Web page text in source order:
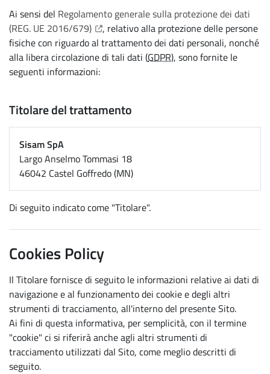
Ai sensi del Regolamento generale sulla protezione dei dati
(REG. UE 2016/679) (Apre il link in una nuova scheda)
, relativo alla protezione delle persone
fisiche con riguardo al trattamento dei dati personali, nonché
alla libera circolazione di tali dati (GDPR), sono fornite le
seguenti informazioni:
Titolare del trattamento
Sisam SpA
Largo Anselmo Tommasi 18
46042 Castel Goffredo (MN)
Di seguito indicato come "Titolare".
Cookies Policy
Il Titolare fornisce di seguito le informazioni relative ai dati di
navigazione e al funzionamento dei cookie e degli altri
strumenti di tracciamento, all'interno del presente Sito.
Ai fini di questa informativa, per semplicità, con il termine
"cookie" ci si riferirà anche agli altri strumenti di
tracciamento utilizzati dal Sito, come meglio descritti di
seguito.